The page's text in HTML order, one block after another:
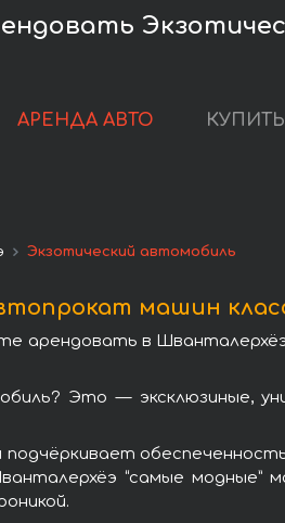
АРЕНДА АВТО
Экзотический автомобиль
машин
арендовать в
Это — эксклюзиные,
“самые модные”